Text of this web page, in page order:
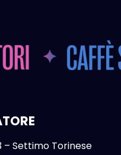
– Settimo Torinese